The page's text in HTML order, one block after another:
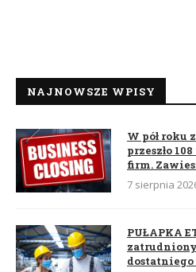
NAJNOWSZE WPISY
W pół roku
przeszło
firm.
7 sierpnia
PUŁAPKA